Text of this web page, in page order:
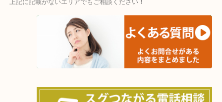
遅い時間しか家にいない方・商品点数が多い方にはピッタリ！